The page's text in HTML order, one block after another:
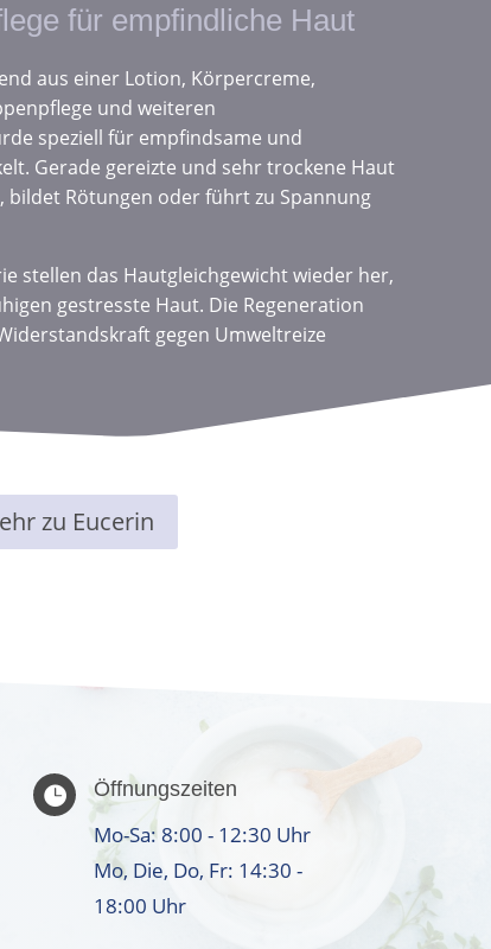
für empfindliche Haut
aus einer Lotion, Körpercreme,
und weiteren
speziell für empfindsame und
Gerade gereizte und sehr trockene Haut
Rötungen oder führt zu Spannung
stellen das Hautgleichgewicht wieder her,
gestresste Haut. Die Regeneration
gegen Umweltreize
zu Eucerin
 Öffnungszeiten
Mo-Sa: 8:00 - 12:30 Uhr
Mo, Die, Do, Fr: 14:30 -
18:00 Uhr